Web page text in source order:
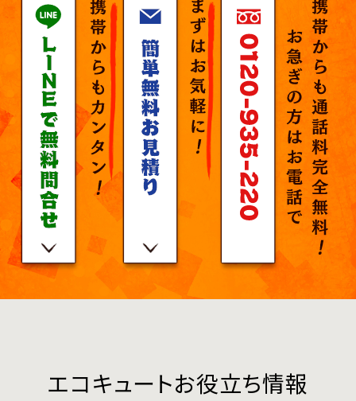
エコキュートお役立ち情報